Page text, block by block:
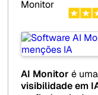
AI Monitor é
visibilidade em